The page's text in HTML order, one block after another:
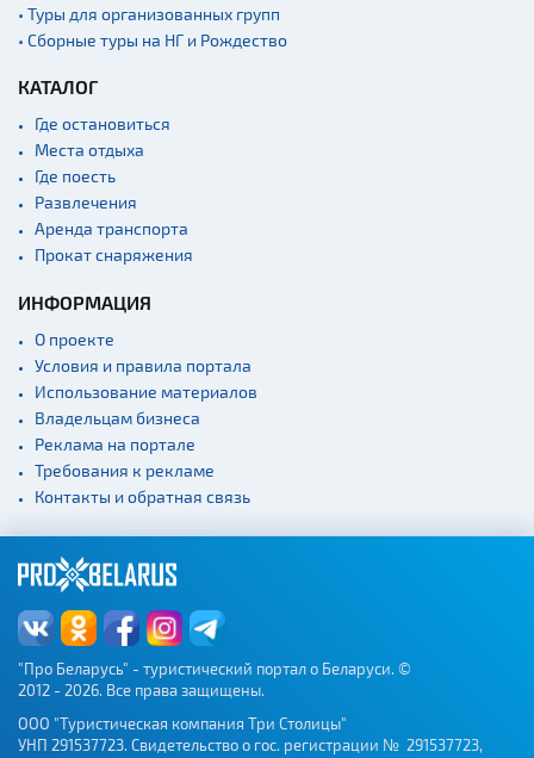
• Туры для организованных групп
• Сборные туры на НГ и Рождество
КАТАЛОГ
Где остановиться
Места отдыха
Где поесть
Развлечения
Аренда транспорта
Прокат снаряжения
ИНФОРМАЦИЯ
О проекте
Условия и правила портала
Использование материалов
Владельцам бизнеса
Реклама на портале
Требования к рекламе
Контакты и обратная связь
"Про Беларусь" - туристический портал о Беларуси. ©
2012 - 2026. Все права защищены.
ООО "Туристическая компания Три Столицы"
УНП 291537723. Свидетельство о гос. регистрации № 291537723,